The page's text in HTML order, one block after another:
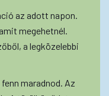
az adott napon.
megehetnél.
a legközelebbi
maradnod. Az